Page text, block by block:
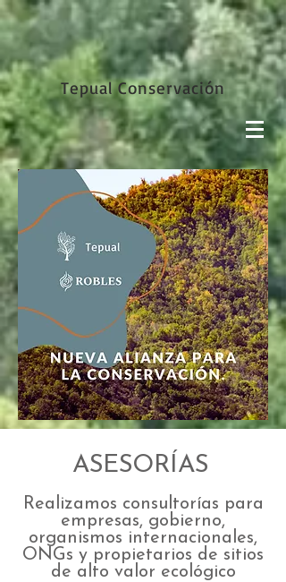
Tepual Conservación
ASESORÍAS
Realizamos consultorías para
empresas, gobierno,
organismos internacionales,
ONGs y propietarios de sitios
de alto valor ecológico